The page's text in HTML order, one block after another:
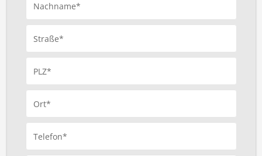
Nachname*
Straße*
PLZ*
Ort*
Telefon*